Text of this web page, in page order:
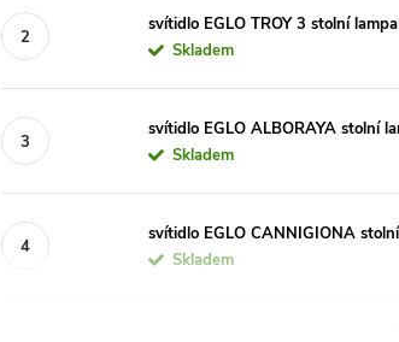
svítidlo EGLO TROY 3 stolní
Skladem
svítidlo EGLO ALBORAYA stolní
Skladem
svítidlo EGLO CANNIGIONA
Skladem